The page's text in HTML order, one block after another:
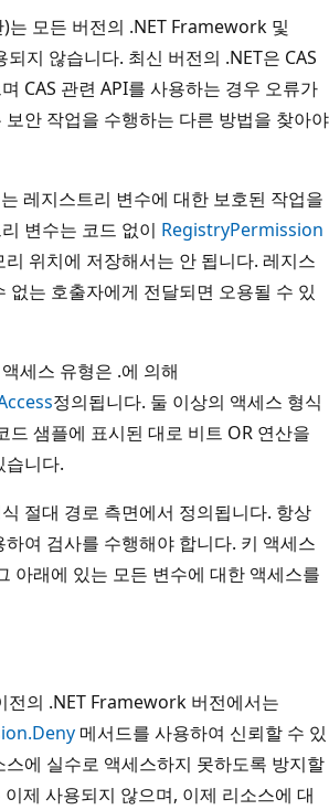
)는 모든 버전의 .NET Framework 및
되지 않습니다. 최신 버전의 .NET은 CAS
CAS 관련 API를 사용하는 경우 오류가
안 작업을 수행하는 다른 방법을 찾아야
는 레지스트리 변수에 대한 보호된 작업을
변수는 코드 없이 RegistryPermission
위치에 저장해서는 안 됩니다. 레지스
없는 호출자에게 전달되면 오용될 수 있
세스 유형은 .에 의해
정의됩니다. 둘 이상의 액세스 형식
드 샘플에 표시된 대로 비트 OR 연산을
습니다.
절대 경로 측면에서 정의됩니다. 항상
여 검사를 수행해야 합니다. 키 액세스
아래에 있는 모든 변수에 대한 액세스를
전의 .NET Framework 버전에서는
메서드를 사용하여 신뢰할 수 있
에 실수로 액세스하지 못하도록 방지할
이제 사용되지 않으며, 이제 리소스에 대